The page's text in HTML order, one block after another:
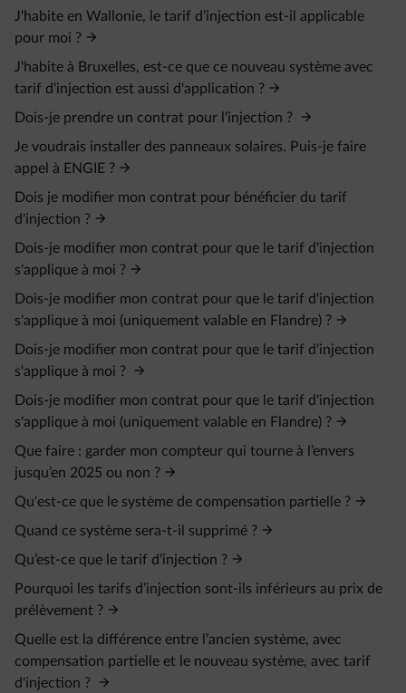
J'habite en Wallonie, le tarif d’injection est-il applicable
pour moi ?
J'habite à Bruxelles, est-ce que ce nouveau système avec
tarif d'injection est aussi d'application ?
Dois-je prendre un contrat pour l’injection ?
Je voudrais installer des panneaux solaires. Puis-je faire
appel à ENGIE ?
Dois je modifier mon contrat pour bénéficier du tarif
d'injection ?
Dois-je modifier mon contrat pour que le tarif d'injection
s'applique à moi ?
Dois-je modifier mon contrat pour que le tarif d'injection
s'applique à moi (uniquement valable en Flandre) ?
Dois-je modifier mon contrat pour que le tarif d'injection
s'applique à moi ?
Dois-je modifier mon contrat pour que le tarif d'injection
s'applique à moi (uniquement valable en Flandre) ?
Que faire : garder mon compteur qui tourne à l’envers
jusqu’en 2025 ou non ?
Qu'est-ce que le système de compensation partielle ?
Quand ce système sera-t-il supprimé ?
Qu’est-ce que le tarif d’injection ?
Pourquoi les tarifs d’injection sont-ils inférieurs au prix de
prélèvement ?
Quelle est la différence entre l’ancien système, avec
compensation partielle et le nouveau système, avec tarif
d'injection ?